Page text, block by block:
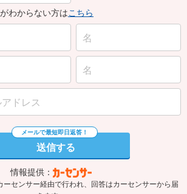
わからない方はこちら
送信する
情報提供：
ーセンサー経由で行われ、回答はカーセンサーから届